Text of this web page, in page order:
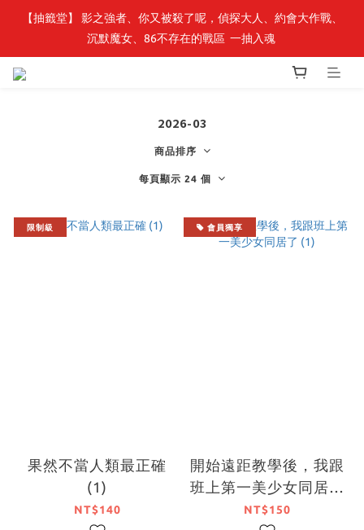
最新開賣🔥「全知讀者視角」 周邊商品
【抽籤堂】 影之強者、你又被殺了呢，偵探大人、約會大作戰、
沉默魔女、86不存在的戰區  一抽入魂
2026-03
商品排序
每頁顯示 24 個
限制級
果然不當人類最正確
(1)
NT$140
會員獨享
開始遠距教學後，我跟
班上第一美少女同居了
(1)
NT$150